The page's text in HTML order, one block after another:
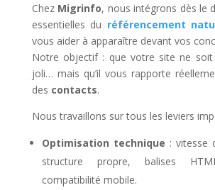
Chez Migrinfo, nous intégrons dès le
essentielles du référencement
vous aider à apparaître devant vos
Notre objectif : que votre site ne soit
joli… mais qu’il vous rapporte
des contacts.
Nous travaillons sur tous les leviers
Optimisation technique : vitesse
structure propre, balises
compatibilité mobile.